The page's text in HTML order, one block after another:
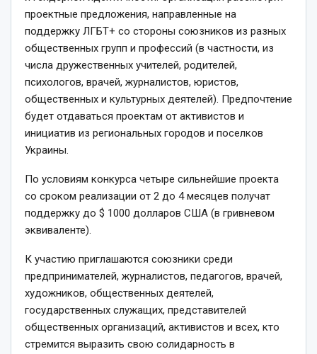
проектные предложения, направленные на
поддержку ЛГБТ+ со стороны союзников из разных
общественных групп и профессий (в частности, из
числа дружественных учителей, родителей,
психологов, врачей, журналистов, юристов,
общественных и культурных деятелей). Предпочтение
будет отдаваться проектам от активистов и
инициатив из региональных городов и поселков
Украины.
По условиям конкурса четыре сильнейшие проекта
со сроком реализации от 2 до 4 месяцев получат
поддержку до $ 1000 долларов США (в гривневом
эквиваленте).
К участию приглашаются союзники среди
предпринимателей, журналистов, педагогов, врачей,
художников, общественных деятелей,
государственных служащих, представителей
общественных организаций, активистов и всех, кто
стремится выразить свою солидарность в